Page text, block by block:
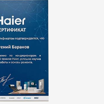
от 2550 ₽
от 1900 ₽